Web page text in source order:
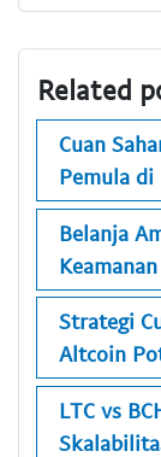
Related
Cuan
Pemula di
Belanja
Strategi
Altcoin
LTC vs